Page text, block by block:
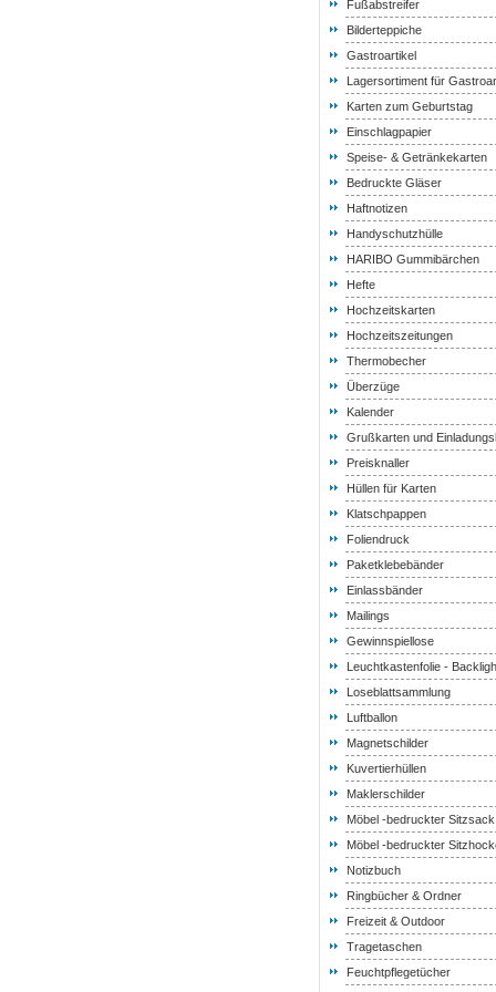
Fußabstreifer
Bilderteppiche
Gastroartikel
Lagersortiment für
Karten zum Geburtstag
Einschlagpapier
Speise- & Getränkekarten
Bedruckte Gläser
Haftnotizen
Handyschutzhülle
HARIBO Gummibärchen
Hefte
Hochzeitskarten
Hochzeitszeitungen
Thermobecher
Überzüge
Kalender
Grußkarten und
Preisknaller
Hüllen für Karten
Klatschpappen
Foliendruck
Paketklebebänder
Einlassbänder
Mailings
Gewinnspiellose
Leuchtkastenfolie -
Loseblattsammlung
Luftballon
Magnetschilder
Kuvertierhüllen
Maklerschilder
Möbel -bedruckter Sitzsack
Möbel -bedruckter
Notizbuch
Ringbücher & Ordner
Freizeit & Outdoor
Tragetaschen
Feuchtpflegetücher